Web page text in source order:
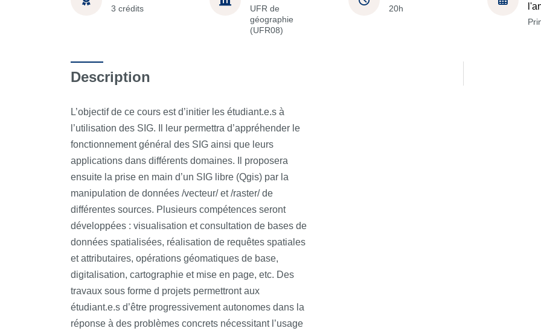
3 crédits
UFR de
géographie
(UFR08)
20h
Description
L’objectif de ce cours est d’initier les étudiant.e.s à
l’utilisation des SIG. Il leur permettra d’appréhender le
fonctionnement général des SIG ainsi que leurs
applications dans différents domaines. Il proposera
ensuite la prise en main d’un SIG libre (Qgis) par la
manipulation de données /vecteur/ et /raster/ de
différentes sources. Plusieurs compétences seront
développées : visualisation et consultation de bases de
données spatialisées, réalisation de requêtes spatiales
et attributaires, opérations géomatiques de base,
digitalisation, cartographie et mise en page, etc. Des
travaux sous forme d projets permettront aux
étudiant.e.s d’être progressivement autonomes dans la
réponse à des problèmes concrets nécessitant l’usage